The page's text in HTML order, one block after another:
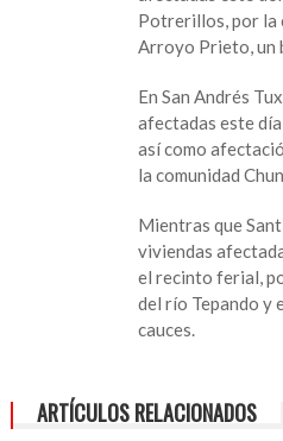
Potrerillos, por la
Arroyo Prieto, un
En San Andrés
afectadas este
así como
la comunidad
Mientras que
viviendas
el recinto ferial,
del río Tepando y
cauces.
ARTÍCULOS RELACIONADOS